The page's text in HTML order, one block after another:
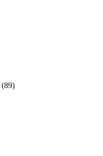
(89)